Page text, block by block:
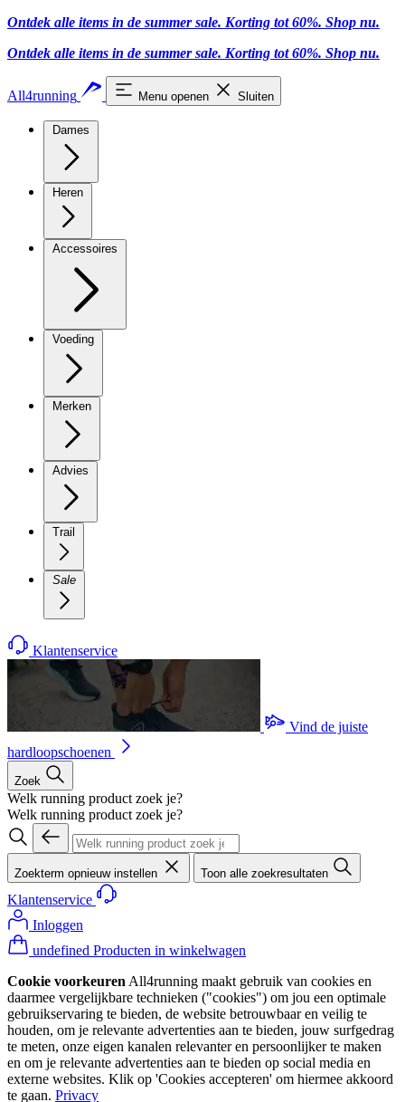
Ontdek alle items in de summer sale. Korting tot 60%. Shop nu.
Ontdek alle items in de summer sale. Korting tot 60%. Shop nu.
All4running Menu openen Sluiten
Dames
Heren
Accessoires
Voeding
Merken
Advies
Trail
Sale
Klantenservice
Vind de juiste
hardloopschoenen
Zoek
Welk running product zoek je?
Welk running product zoek je?
Zoekterm opnieuw instellen Toon alle zoekresultaten
Klantenservice
Inloggen
undefined Producten in winkelwagen
Cookie voorkeuren All4running maakt gebruik van cookies en
daarmee vergelijkbare technieken ("cookies") om jou een optimale
gebruikservaring te bieden, de website betrouwbaar en veilig te
houden, om je relevante advertenties aan te bieden, jouw surfgedrag
te meten, onze eigen kanalen relevanter en persoonlijker te maken
en om je relevante advertenties aan te bieden op social media en
externe websites. Klik op 'Cookies accepteren' om hiermee akkoord
te gaan. Privacy